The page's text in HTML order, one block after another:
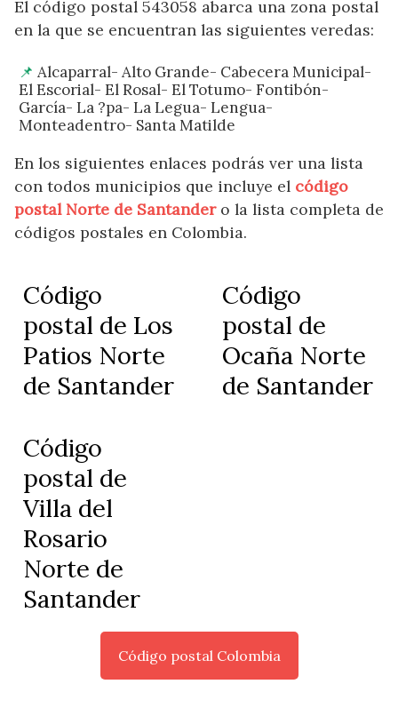
El código postal 543058 abarca una zona postal
en la que se encuentran las siguientes veredas:
Alcaparral- Alto Grande- Cabecera Municipal-
El Escorial- El Rosal- El Totumo- Fontibón-
García- La ?pa- La Legua- Lengua-
Monteadentro- Santa Matilde
En los siguientes enlaces podrás ver una lista
con todos municipios que incluye el código
postal Norte de Santandero la lista completa de
códigos postales en Colombia.
Código
postal de Los
Patios Norte
de Santander
Código
postal de
Ocaña Norte
de Santander
Código
postal de
Villa del
Rosario
Norte de
Santander
Código postal Colombia